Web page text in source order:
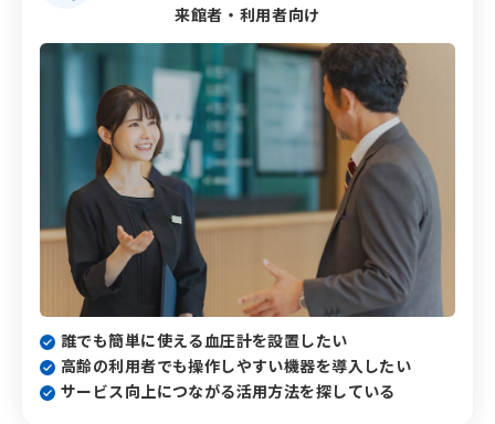
来館者・利用者向け
誰でも簡単に使える血圧計を設置したい
高齢の利用者でも操作しやすい機器を導入したい
サービス向上につながる活用方法を探している